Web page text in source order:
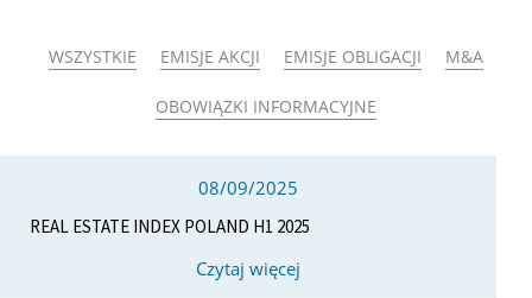
WSZYSTKIE EMISJE AKCJI EMISJE OBLIGACJI M&A
OBOWIĄZKI INFORMACYJNE
08/09/2025
REAL ESTATE INDEX POLAND H1 2025
Czytaj więcej